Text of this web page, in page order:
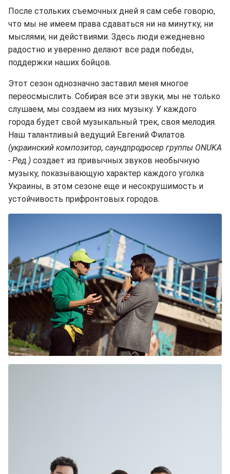
После стольких съемочных дней я сам себе говорю,
что мы не имеем права сдаваться ни на минутку, ни
мыслями, ни действиями. Здесь люди ежедневно
радостно и уверенно делают все ради победы,
поддержки наших бойцов.
Этот сезон однозначно заставил меня многое
переосмыслить. Собирая все эти звуки, мы не только
слушаем, мы создаем из них музыку. У каждого
города будет свой музыкальный трек, своя мелодия.
Наш талантливый ведущий Евгений Филатов
(украинский композитор, саундпродюсер группы ONUKA
- Ред.) создает из привычных звуков необычную
музыку, показывающую характер каждого уголка
Украины, в этом сезоне еще и несокрушимость и
устойчивость прифронтовых городов.